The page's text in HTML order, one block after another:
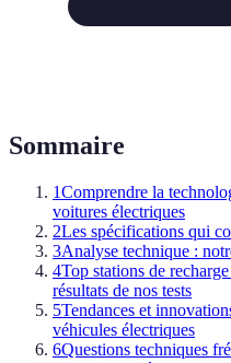
Sommaire
1Comprendre la
voitures électriques
2Les spécifications qui
3Analyse technique :
4Top stations de
résultats de nos tests
5Tendances et
véhicules électriques
6Questions techniques